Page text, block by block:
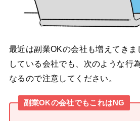
最近は副業OKの会社も増えてき
している会社でも、次のような行
なるので注意してください。
副業OKの会社でもこれはNG